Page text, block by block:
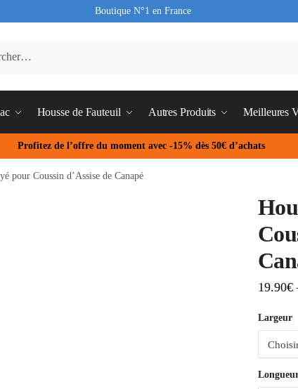
Boutique N°1 en France
Housse de Fauteuil Autres Produits Meilleures
Profitez de l’offre du moment avec -15% dès 50€ d’achats
pour Coussin d’Assise de Canapé
19.90€
Largeur